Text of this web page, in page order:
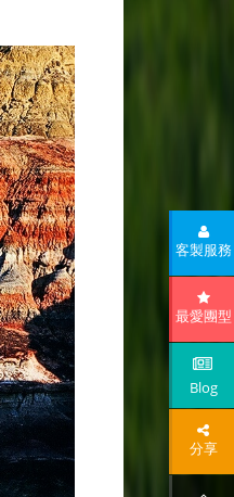
客製服務
最愛團型
Blog
分享